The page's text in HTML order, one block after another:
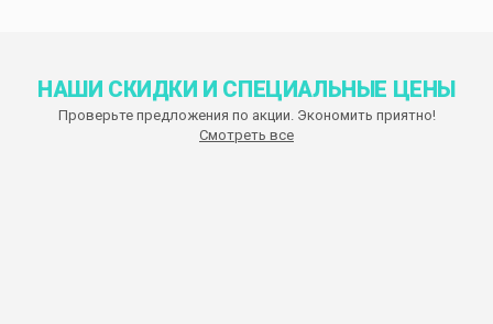
НАШИ СКИДКИ И СПЕЦИАЛЬНЫЕ ЦЕНЫ
Проверьте предложения по акции. Экономить приятно!
Смотреть все